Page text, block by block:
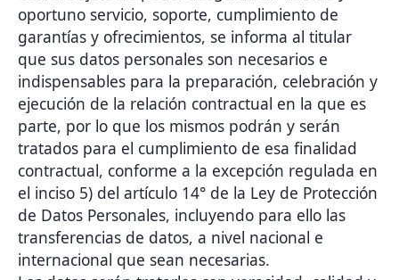
oportuno servicio, soporte, cumplimiento de
garantías y ofrecimientos, se informa al titular
que sus datos personales son necesarios e
indispensables para la preparación, celebración y
ejecución de la relación contractual en la que es
parte, por lo que los mismos podrán y serán
tratados para el cumplimiento de esa finalidad
contractual, conforme a la excepción regulada en
el inciso 5) del artículo 14° de la Ley de Protección
de Datos Personales, incluyendo para ello las
transferencias de datos, a nivel nacional e
internacional que sean necesarias.